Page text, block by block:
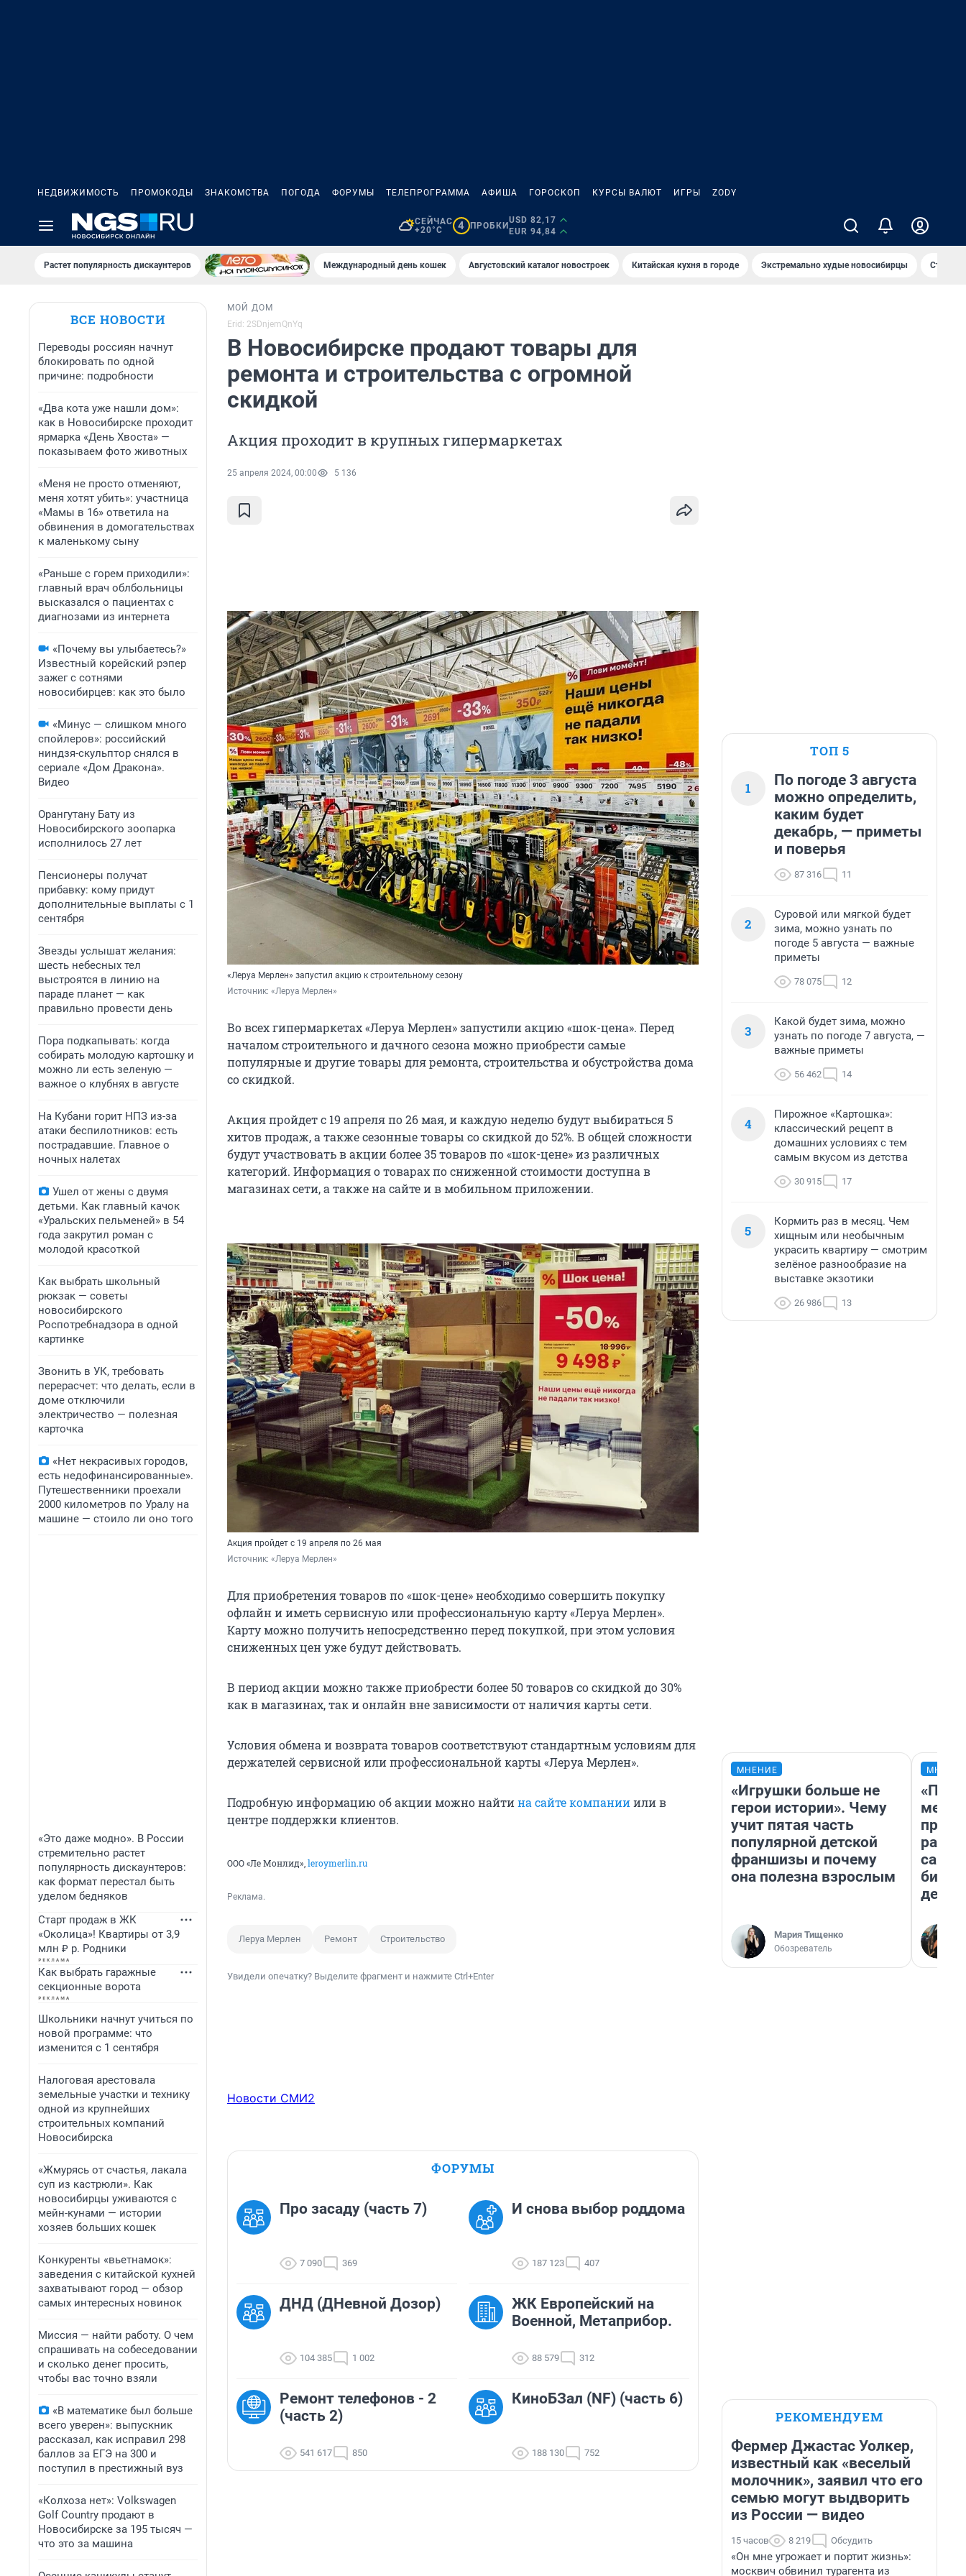
НЕДВИЖИМОСТЬ ПРОМОКОДЫ ЗНАКОМСТВА ПОГОДА ФОРУМЫ ТЕЛЕПРОГРАММА АФИША ГОРОСКОП КУРСЫ ВАЛЮТ ИГРЫ ZODY
СЕЙЧАС
+20°C
4 ПРОБКИ
USD 82,17
EUR 94,84
Растет популярность дискаунтеров Международный день кошек Августовский каталог новостроек Китайская кухня в городе Экстремально худые новосибирцы Старт
ВСЕ НОВОСТИ
Переводы россиян начнут
блокировать по одной
причине: подробности
«Два кота уже нашли дом»:
как в Новосибирске проходит
ярмарка «День Хвоста» —
показываем фото животных
«Меня не просто отменяют,
меня хотят убить»: участница
«Мамы в 16» ответила на
обвинения в домогательствах
к маленькому сыну
«Раньше с горем приходили»:
главный врач облбольницы
высказался о пациентах с
диагнозами из интернета
«Почему вы улыбаетесь?»
Известный корейский рэпер
зажег с сотнями
новосибирцев: как это было
«Минус — слишком много
спойлеров»: российский
ниндзя-скульптор снялся в
сериале «Дом Дракона».
Видео
Орангутану Бату из
Новосибирского зоопарка
исполнилось 27 лет
Пенсионеры получат
прибавку: кому придут
дополнительные выплаты с 1
сентября
Звезды услышат желания:
шесть небесных тел
выстроятся в линию на
параде планет — как
правильно провести день
Пора подкапывать: когда
собирать молодую картошку и
можно ли есть зеленую —
важное о клубнях в августе
На Кубани горит НПЗ из-за
атаки беспилотников: есть
пострадавшие. Главное о
ночных налетах
Ушел от жены с двумя
детьми. Как главный качок
«Уральских пельменей» в 54
года закрутил роман с
молодой красоткой
Как выбрать школьный
рюкзак — советы
новосибирского
Роспотребнадзора в одной
картинке
Звонить в УК, требовать
перерасчет: что делать, если в
доме отключили
электричество — полезная
карточка
«Нет некрасивых городов,
есть недофинансированные».
Путешественники проехали
2000 километров по Уралу на
машине — стоило ли оно того
«Это даже модно». В России
стремительно растет
популярность дискаунтеров:
как формат перестал быть
уделом бедняков
Старт продаж в ЖК
«Околица»! Квартиры от 3,9
млн ₽ р. Родники
Как выбрать гаражные
секционные ворота
Школьники начнут учиться по
новой программе: что
изменится с 1 сентября
Налоговая арестовала
земельные участки и технику
одной из крупнейших
строительных компаний
Новосибирска
«Жмурясь от счастья, лакала
суп из кастрюли». Как
новосибирцы уживаются с
мейн-кунами — истории
хозяев больших кошек
Конкуренты «вьетнамок»:
заведения с китайской кухней
захватывают город — обзор
самых интересных новинок
Миссия — найти работу. О чем
спрашивать на собеседовании
и сколько денег просить,
чтобы вас точно взяли
«В математике был больше
всего уверен»: выпускник
рассказал, как исправил 298
баллов за ЕГЭ на 300 и
поступил в престижный вуз
«Колхоза нет»: Volkswagen
Golf Сountry продают в
Новосибирске за 195 тысяч —
что это за машина
МОЙ ДОМ
Erid: 2SDnjemQnYq
В Новосибирске продают товары для
ремонта и строительства с огромной
скидкой
Акция проходит в крупных гипермаркетах
25 апреля 2024, 00:00 5 136
«Леруа Мерлен» запустил акцию к строительному сезону
Источник: «Леруа Мерлен»
Во всех гипермаркетах «Леруа Мерлен» запустили акцию «шок-цена». Перед
началом строительного и дачного сезона можно приобрести самые
популярные и другие товары для ремонта, строительства и обустройства дома
со скидкой.
Акция пройдет с 19 апреля по 26 мая, и каждую неделю будут выбираться 5
хитов продаж, а также сезонные товары со скидкой до 52%. В общей сложности
будут участвовать в акции более 35 товаров по «шок-цене» из различных
категорий. Информация о товарах по сниженной стоимости доступна в
магазинах сети, а также на сайте и в мобильном приложении.
Акция пройдет с 19 апреля по 26 мая
Источник: «Леруа Мерлен»
Для приобретения товаров по «шок-цене» необходимо совершить покупку
офлайн и иметь сервисную или профессиональную карту «Леруа Мерлен».
Карту можно получить непосредственно перед покупкой, при этом условия
сниженных цен уже будут действовать.
В период акции можно также приобрести более 50 товаров со скидкой до 30%
как в магазинах, так и онлайн вне зависимости от наличия карты сети.
Условия обмена и возврата товаров соответствуют стандартным условиям для
держателей сервисной или профессиональной карты «Леруа Мерлен».
Подробную информацию об акции можно найтина сайте компанииили в
центре поддержки клиентов.
ООО «Ле Монлид», leroymerlin.ru
Реклама.
Леруа Мерлен Ремонт Строительство
Увидели опечатку? Выделите фрагмент и нажмите Ctrl+Enter
Новости СМИ2
ФОРУМЫ
Про засаду (часть 7)
7 090 369
И снова выбор роддома
187 123 407
ДНД (ДНевной Дозор)
104 385 1 002
ЖК Европейский на
Военной, Метаприбор.
88 579 312
Ремонт телефонов - 2
(часть 2)
541 617 850
КиноБЗал (NF) (часть 6)
188 130 752
ТОП 5
1
По погоде 3 августа
можно определить,
каким будет
декабрь, — приметы
и поверья
87 316 11
2
Суровой или мягкой будет
зима, можно узнать по
погоде 5 августа — важные
приметы
78 075 12
3
Какой будет зима, можно
узнать по погоде 7 августа, —
важные приметы
56 462 14
4
Пирожное «Картошка»:
классический рецепт в
домашних условиях с тем
самым вкусом из детства
30 915 17
5
Кормить раз в месяц. Чем
хищным или необычным
украсить квартиру — смотрим
зелёное разнообразие на
выставке экзотики
26 986 13
МНЕНИЕ
«Игрушки больше не
герои истории». Чему
учит пятая часть
популярной детской
франшизы и почему
она полезна взрослым
Мария Тищенко
Обозреватель
РЕКОМЕНДУЕМ
Фермер Джастас Уолкер,
известный как «веселый
молочник», заявил что его
семью могут выдворить
из России — видео
15 часов 8 219 Обсудить
«Он мне угрожает и портит жизнь»:
москвич обвинил турагента из